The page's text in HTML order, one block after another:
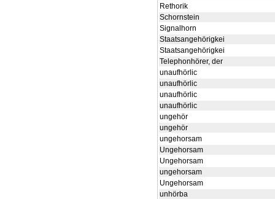
Rethorik
Schornstein
Signalhorn
Staatsangehörigkei
Staatsangehörigkei
Telephonhörer, der
unaufhörlic
unaufhörlic
unaufhörlic
unaufhörlic
ungehör
ungehör
ungehorsam
Ungehorsam
Ungehorsam
ungehorsam
Ungehorsam
unhörba